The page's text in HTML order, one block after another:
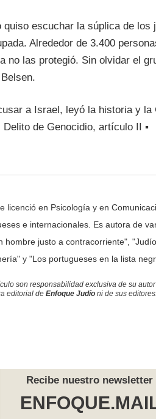
quiso escuchar la súplica de los
Alrededor de 3.400
no las protegió. Sin olvidar el
a Israel, leyó la historia y la
de Genocidio, artículo II ▪
licenció en Psicología y en
e internacionales. Es autora de
hombre justo a contracorriente",
y "Los portugueses en la lista
son responsabilidad exclusiva de su autor
editorial deEnfoque Judío ni de sus editores.
Recibe nuestro newsletter